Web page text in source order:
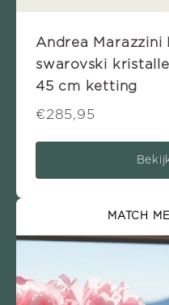
Andrea Marazzini
swarovski
45 cm ketting
€285,95
MATCH